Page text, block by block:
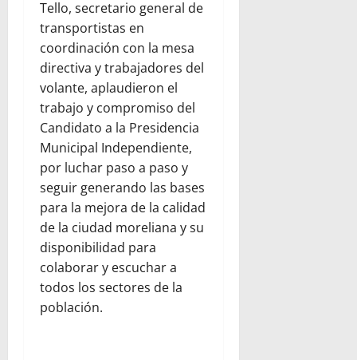
Tello, secretario general de
transportistas en
coordinación con la mesa
directiva y trabajadores del
volante, aplaudieron el
trabajo y compromiso del
Candidato a la Presidencia
Municipal Independiente,
por luchar paso a paso y
seguir generando las bases
para la mejora de la calidad
de la ciudad moreliana y su
disponibilidad para
colaborar y escuchar a
todos los sectores de la
población.